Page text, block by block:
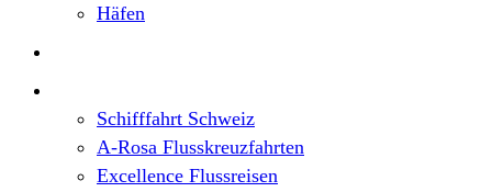
Häfen
Schifffahrt Schweiz
A-Rosa Flusskreuzfahrten
Excellence Flussreisen